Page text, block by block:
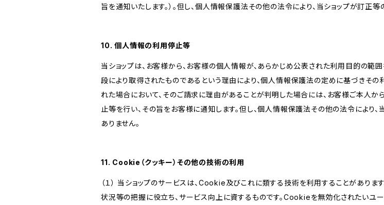
旨を通知いたします。）。但し、個人情報保護法その他の法令により、当ショップが訂正
10. 個人情報の利用停止等
当ショップは、お客様から、お客様の個人情報が、あらかじめ公表された利用目的の
段により取得されたものであるという理由により、個人情報保護法の定めに基づきその
れた場合において、そのご請求に理由があることが判明した場合には、お客様ご本人
止等を行い、その旨をお客様に通知します。但し、個人情報保護法その他の法令により
ありません。
11. Cookie（クッキー）その他の技術の利用
（１） 当ショップのサービスは、Cookie及びこれに類する技術を利用することがありま
状況等の把握に役立ち、サービス向上に資するものです。Cookieを無効化されたいユ